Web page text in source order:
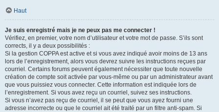
Haut
Je suis enregistré mais je ne peux pas me connecter !
Vérifiez, en premier, votre nom d’utilisateur et votre mot de passe. S’ils sont
corrects, il y a deux possibilités :
Si la gestion COPPA est active et si vous avez indiqué avoir moins de 13 ans
lors de l’enregistrement, alors vous devrez suivre les instructions reçues par
courriel. Certains forums peuvent également nécessiter que toute nouvelle
création de compte soit activée par vous-même ou par un administrateur avant
que vous puissiez vous connecter. Cette information est indiquée lors de
l’enregistrement. Si vous avez reçu un courriel, suivez ses instructions.
Si vous n’avez pas reçu de courriel, il se peut que vous ayez fourni une
adresse incorrecte ou que le courriel ait été traité par un filtre anti-spam. Si